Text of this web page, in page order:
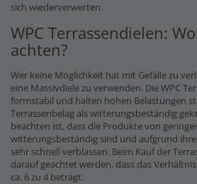
sich wiederverwerten.
WPC Terrassendielen:
achten?
Wer keine Möglichkeit hat mit Gefälle zu
eine Massivdiele zu verwenden. Die WPC
formstabil und halten hohen Belastungen
Terrassenbelag als witterungsbeständig
beachten ist, dass die Produkte von
witterungsbeständig sind und aufgrund
sehr schnell verblassen. Beim Kauf der
darauf geachtet werden, dass das
ca. 6 zu 4 beträgt.